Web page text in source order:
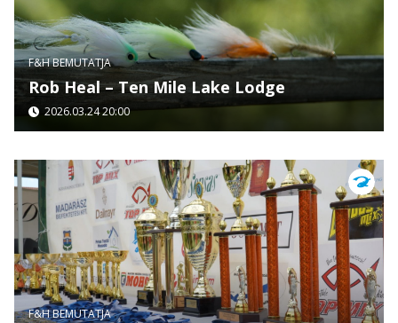
F&H BEMUTATJA
Rob Heal – Ten Mile Lake Lodge
2026.03.24 20:00
F&H BEMUTATJA